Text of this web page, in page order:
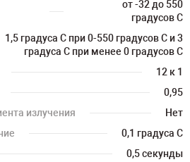
от -32 до 550
градусов С
1,5 градуса С при 0-550 градусов С и 3
градуса С при менее 0 градусов С
12 к 1
0,95
излучения
Нет
0,1 градуса С
0,5 секунды